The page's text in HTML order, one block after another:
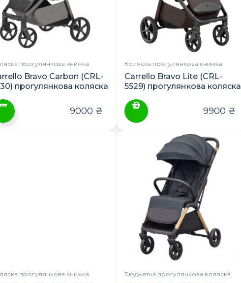
прогулянкова книжка
Bravo Carbon (CRL-
прогулянкова коляска
9000 ₴
Коляска прогулянкова книжка
Carrello Bravo Lite (CRL-
5529) прогулянкова коляска
9900 ₴
прогулянкова книжка Бюджетна прогулянкова коляска